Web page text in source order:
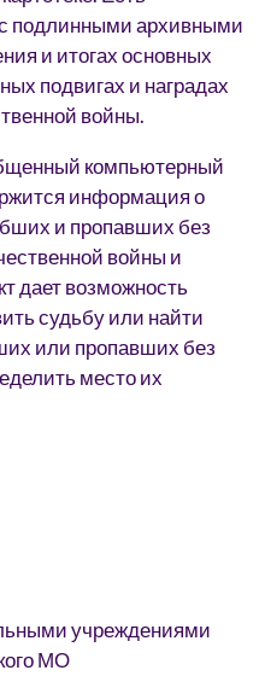
учреждениями
МО